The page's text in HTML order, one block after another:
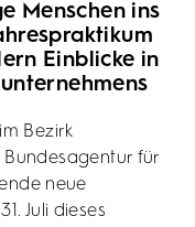
Menschen ins
Einblicke in
Bezirk
für
neue
Juli dieses